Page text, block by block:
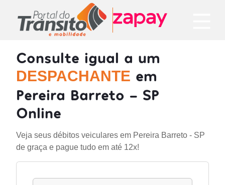
Consulte igual a um
DESPACHANTE em
Pereira Barreto - SP
Online
Veja seus débitos veiculares em Pereira Barreto - SP
de graça e pague tudo em até 12x!